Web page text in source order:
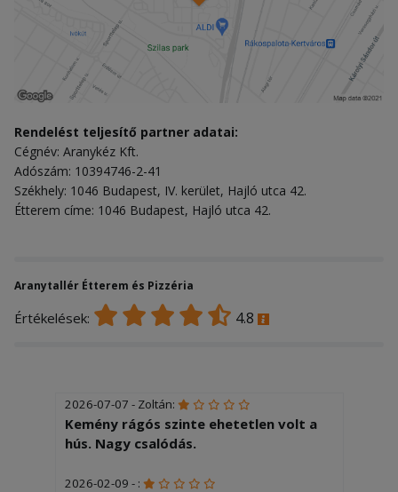
Rendelést teljesítő partner adatai:
Cégnév: Aranykéz Kft.
Adószám: 10394746-2-41
Székhely: 1046 Budapest, IV. kerület, Hajló utca 42.
Étterem címe: 1046 Budapest, Hajló utca 42.
Aranytallér Étterem és Pizzéria
Értékelések: 4.8
2026-07-07 - Zoltán:
Kemény rágós szinte ehetetlen volt a
hús. Nagy csalódás.
2026-02-09 - :